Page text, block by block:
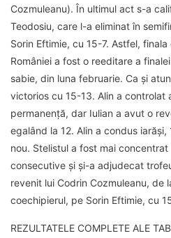
Cozmuleanu). În ultimul act s-a
Teodosiu, care l-a eliminat în
Sorin Eftimie, cu 15-7. Astfel,
României a fost o reeditare a
sabie, din luna februarie. Ca și
victorios cu 15-13. Alin a controlat
permanență, dar Iulian a avut o
egalând la 12. Alin a condus
nou. Stelistul a fost mai
consecutive și și-a adjudecat
revenit lui Codrin Cozmuleanu, de
coechipierul, pe Sorin Eftimie, cu
REZULTATELE COMPLETE ALE